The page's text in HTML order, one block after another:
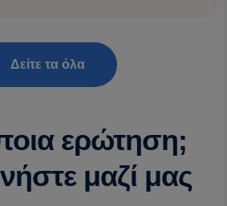
Δείτε τα όλα
ερώτηση;
μαζί μας